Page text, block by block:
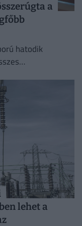
a
hatodik
lehet a